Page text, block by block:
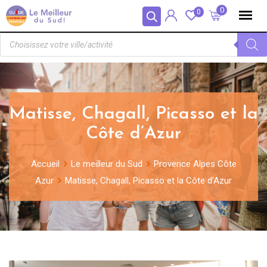
Panneau de gestion des cookies 0
0
Matisse, Chagall, Picasso et la
Côte d’Azur
Accueil Le meilleur du Sud
Provence Alpes Côte
Azur
Matisse, Chagall, Picasso et la Côte d’Azur